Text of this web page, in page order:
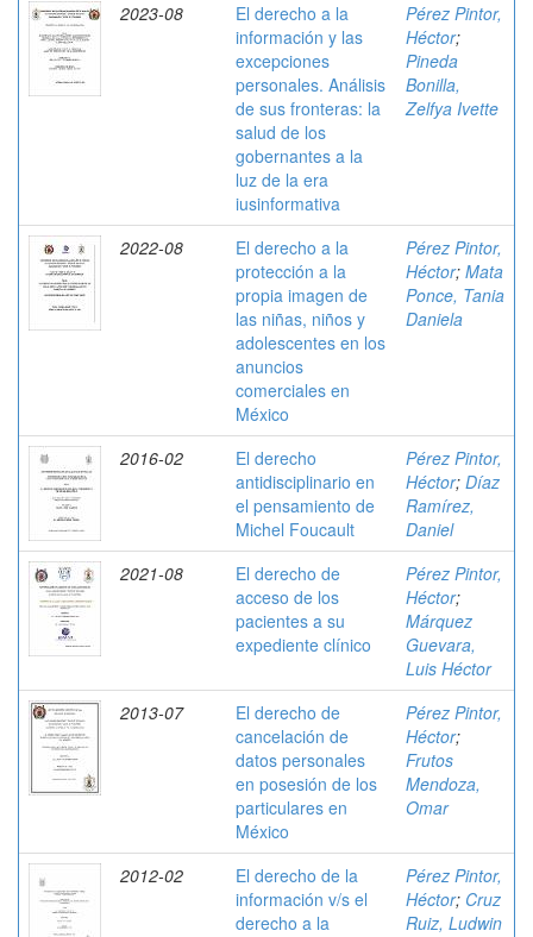
2023-08
El derecho a la
información y las
excepciones
personales. Análisis
de sus fronteras: la
salud de los
gobernantes a la
luz de la era
iusinformativa
Pérez Pintor,
Héctor;
Pineda
Bonilla,
Zelfya Ivette
2022-08
El derecho a la
protección a la
propia imagen de
las niñas, niños y
adolescentes en los
anuncios
comerciales en
México
Pérez Pintor,
Héctor; Mata
Ponce, Tania
Daniela
2016-02
El derecho
antidisciplinario en
el pensamiento de
Michel Foucault
Pérez Pintor,
Héctor; Díaz
Ramírez,
Daniel
2021-08
El derecho de
acceso de los
pacientes a su
expediente clínico
Pérez Pintor,
Héctor;
Márquez
Guevara,
Luis Héctor
2013-07
El derecho de
cancelación de
datos personales
en posesión de los
particulares en
México
Pérez Pintor,
Héctor;
Frutos
Mendoza,
Omar
2012-02
El derecho de la
información v/s el
derecho a la
Pérez Pintor,
Héctor; Cruz
Ruiz, Ludwin